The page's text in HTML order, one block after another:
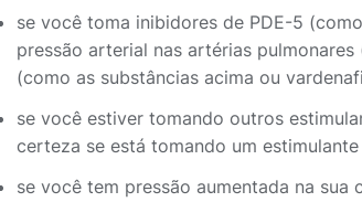
se você toma inibidores de PDE-5
pressão arterial nas artérias
(como as substâncias acima ou
se você estiver tomando outros
certeza se está tomando um
se você tem pressão aumentada na